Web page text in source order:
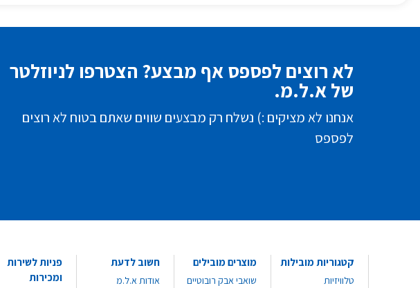
לא רוצים לפספס אף מבצע? הצטרפו לניוזלטר
של א.ל.מ.
אנחנו לא מציקים :) נשלח רק מבצעים שווים שאתם בטוח לא רוצים
לפספס
קטגוריות מובילות
טלוויזיות
מוצרים מובילים
שואבי אבק רובוטיים
חשוב לדעת
אודות א.ל.מ
פניות לשירות
ומכירות